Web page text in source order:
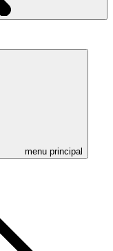
menu principal